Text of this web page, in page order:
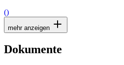
()
mehr anzeigen
Dokumente